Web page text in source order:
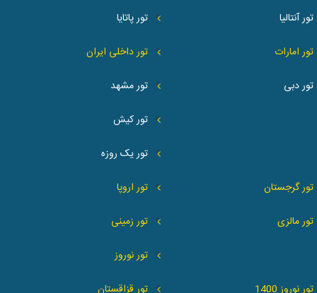
تور آنتالیا
تور پاتایا
تور امارات
تور دبی
تور داخلی ایران
تور مشهد
تور کیش
تور یک روزه
تور گرجستان
تور مالزی
تور اروپا
تور زمینی
تور نوروز